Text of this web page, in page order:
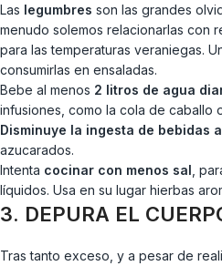
Las legumbres son las grandes
menudo solemos relacionarlas con
para las temperaturas veraniegas.
consumirlas en ensaladas.
Bebe al menos 2 litros de agua
infusiones, como la cola de caballo
Disminuye la ingesta de bebidas
azucarados.
Intenta cocinar con menos sal ,
líquidos. Usa en su lugar hierbas
3. DEPURA EL
Tras tanto exceso, y a pesar de